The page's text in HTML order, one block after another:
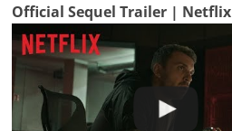
Official Sequel Trailer | Netflix